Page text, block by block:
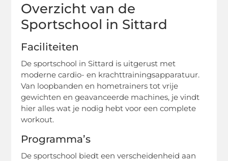
Overzicht van de
Sportschool in Sittard
Faciliteiten
De sportschool in Sittard is uitgerust met
moderne cardio- en krachttrainingsapparatuur.
Van loopbanden en hometrainers tot vrije
gewichten en geavanceerde machines, je vindt
hier alles wat je nodig hebt voor een complete
workout.
Programma’s
De sportschool biedt een verscheidenheid aan